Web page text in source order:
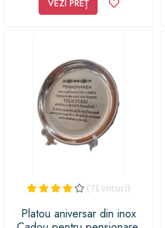
VEZI PREȚ
(71 voturi)
Platou aniversar din inox